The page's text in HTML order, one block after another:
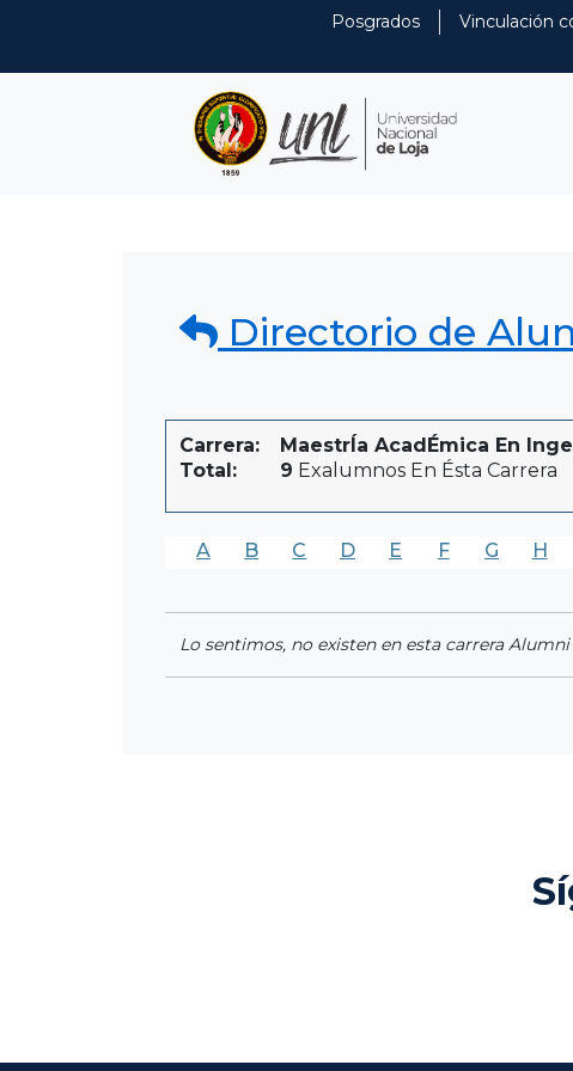
Posgrados Vinculación
Directorio de
Carrera:
MaestrÍa AcadÉmica En
Total:
9 Exalumnos En Ésta Carrera
A B C D E F G H
Lo sentimos, no existen en esta carrera